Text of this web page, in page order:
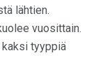
lähtien.
vuosittain.
kaksi tyyppiä